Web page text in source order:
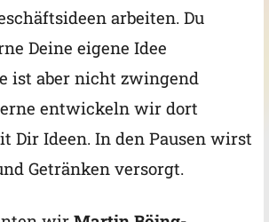
arbeiten. Du
Deine eigene Idee
ist aber nicht zwingend
entwickeln wir dort
Dir Ideen. In den Pausen wirst
Getränken versorgt.